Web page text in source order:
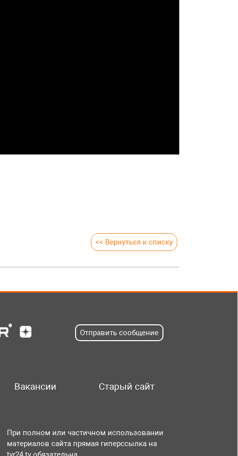
<< Вернуться к списку
Отправить сообщение
Вакансии Старый сайт
При полном или частичном использовании
материалов сайта прямая гиперссылка на